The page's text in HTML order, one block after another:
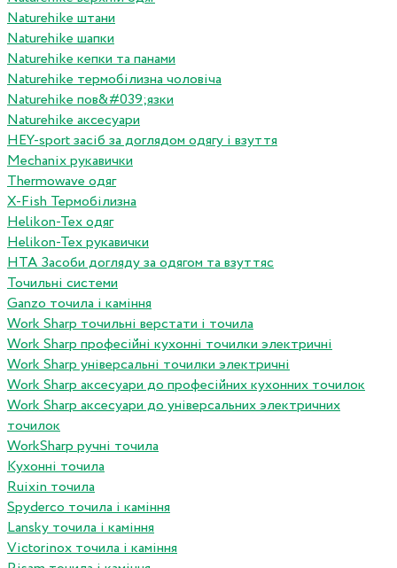
Naturehike штани
Naturehike шапки
Naturehike кепки та панами
Naturehike термобілизна чоловіча
Naturehike пов&#039;язки
Naturehike аксесуари
HEY-sport засіб за доглядом одягу і взуття
Mechanix рукавички
Thermowave одяг
X-Fish Термобілизна
Helikon-Tex одяг
Helikon-Tex рукавички
HTA Засоби догляду за одягом та взуттяс
Точильні системи
Ganzo точила і каміння
Work Sharp точильні верстати і точила
Work Sharp професiйнi кухоннi точилки электричнi
Work Sharp унiверсальнi точилки электричнi
Work Sharp аксесуари до професiйних кухонних точилок
Work Sharp аксесуари до унiверсальних электричних
точилок
WorkSharp ручні точила
Кухонні точила
Ruixin точила
Spyderco точила і каміння
Lansky точила і каміння
Victorinox точила і каміння